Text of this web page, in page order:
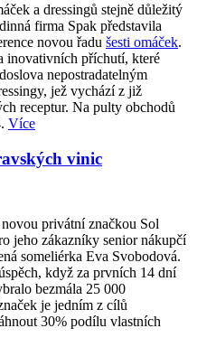
a dressingů stejně důležitý
firma Spak představila
novou řadu šesti omáček.
inovativních příchutí, které
nepostradatelným
jež vychází z již
receptur. Na pulty obchodů
Více
vinic
privátní značkou Sol
jeho zákazníky senior nákupčí
someliérka Eva Svobodová.
když za prvních 14 dní
bezmála 25 000
je jedním z cílů
30% podílu vlastních